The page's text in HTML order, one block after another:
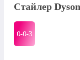
Стайлер
0-0-3